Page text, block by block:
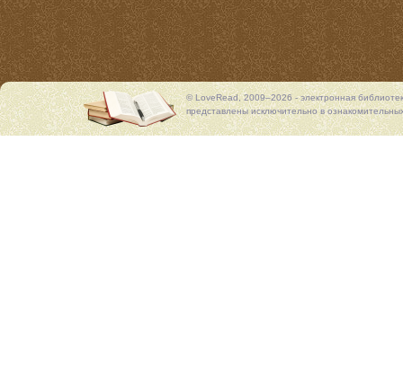
© LoveRead, 2009–2026 - электронная
представлены исключительно в